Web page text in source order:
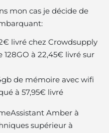
mon cas je décide de
livré chez Crowdsupply
128GO à 22,45€ livré sur
de mémoire avec wifi
à 57,95€ livré
Amber à
supérieur à